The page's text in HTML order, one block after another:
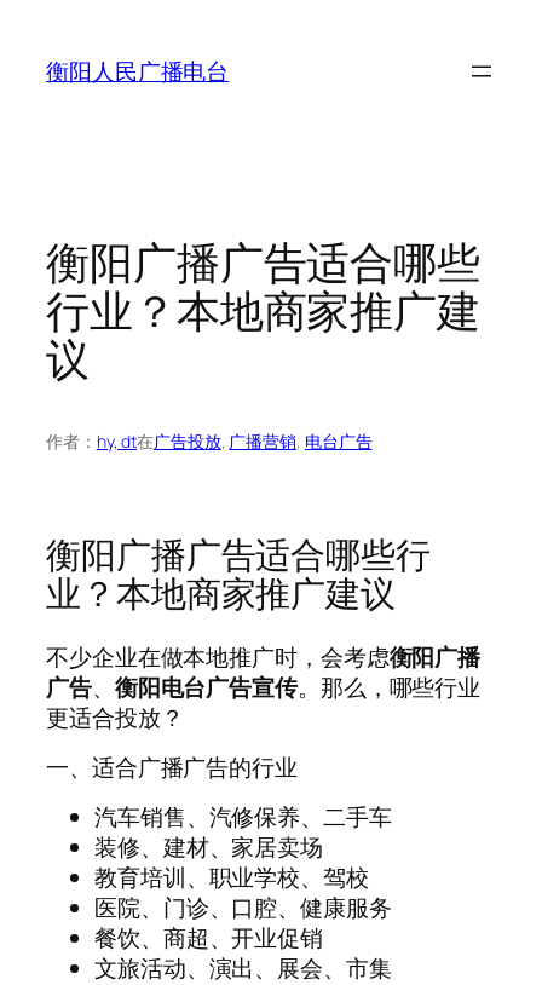
衡阳人民广播电台
衡阳广播广告适合哪些
行业？本地商家推广建
议
作者： hy, dt在广告投放, 广播营销, 电台广告
衡阳广播广告适合哪些行
业？本地商家推广建议
不少企业在做本地推广时，会考虑衡阳广播
广告、 衡阳电台广告宣传。那么，哪些行业
更适合投放？
一、适合广播广告的行业
汽车销售、汽修保养、二手车
装修、建材、家居卖场
教育培训、职业学校、驾校
医院、门诊、口腔、健康服务
餐饮、商超、开业促销
文旅活动、演出、展会、市集